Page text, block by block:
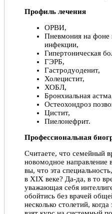
Профиль лечения
ОРВИ,
Пневмония на фоне
инфекции,
Гипертоническая
ГЭРБ,
Гастродуоденит,
Холецистит,
ХОБЛ,
Бронхиальная
Остеохондроз
Цистит,
Пиелонефрит.
Профессиональная
Считаете, что семейный
новомодное направление
вы, что эта
в ХIX веке? Да-да, в то
уважающая себя
обойтись без врачей
несколько столетий,